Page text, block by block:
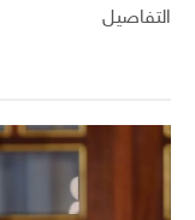
التفاصيل